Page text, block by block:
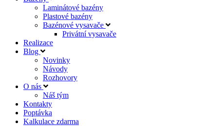
Laminátové bazény
Plastové bazény
Bazénové vysavače
Privátní vysavače
Realizace
Blog
Novinky
Návody
Rozhovory
O nás
Náš tým
Kontakty
Poptávka
Kalkulace zdarma